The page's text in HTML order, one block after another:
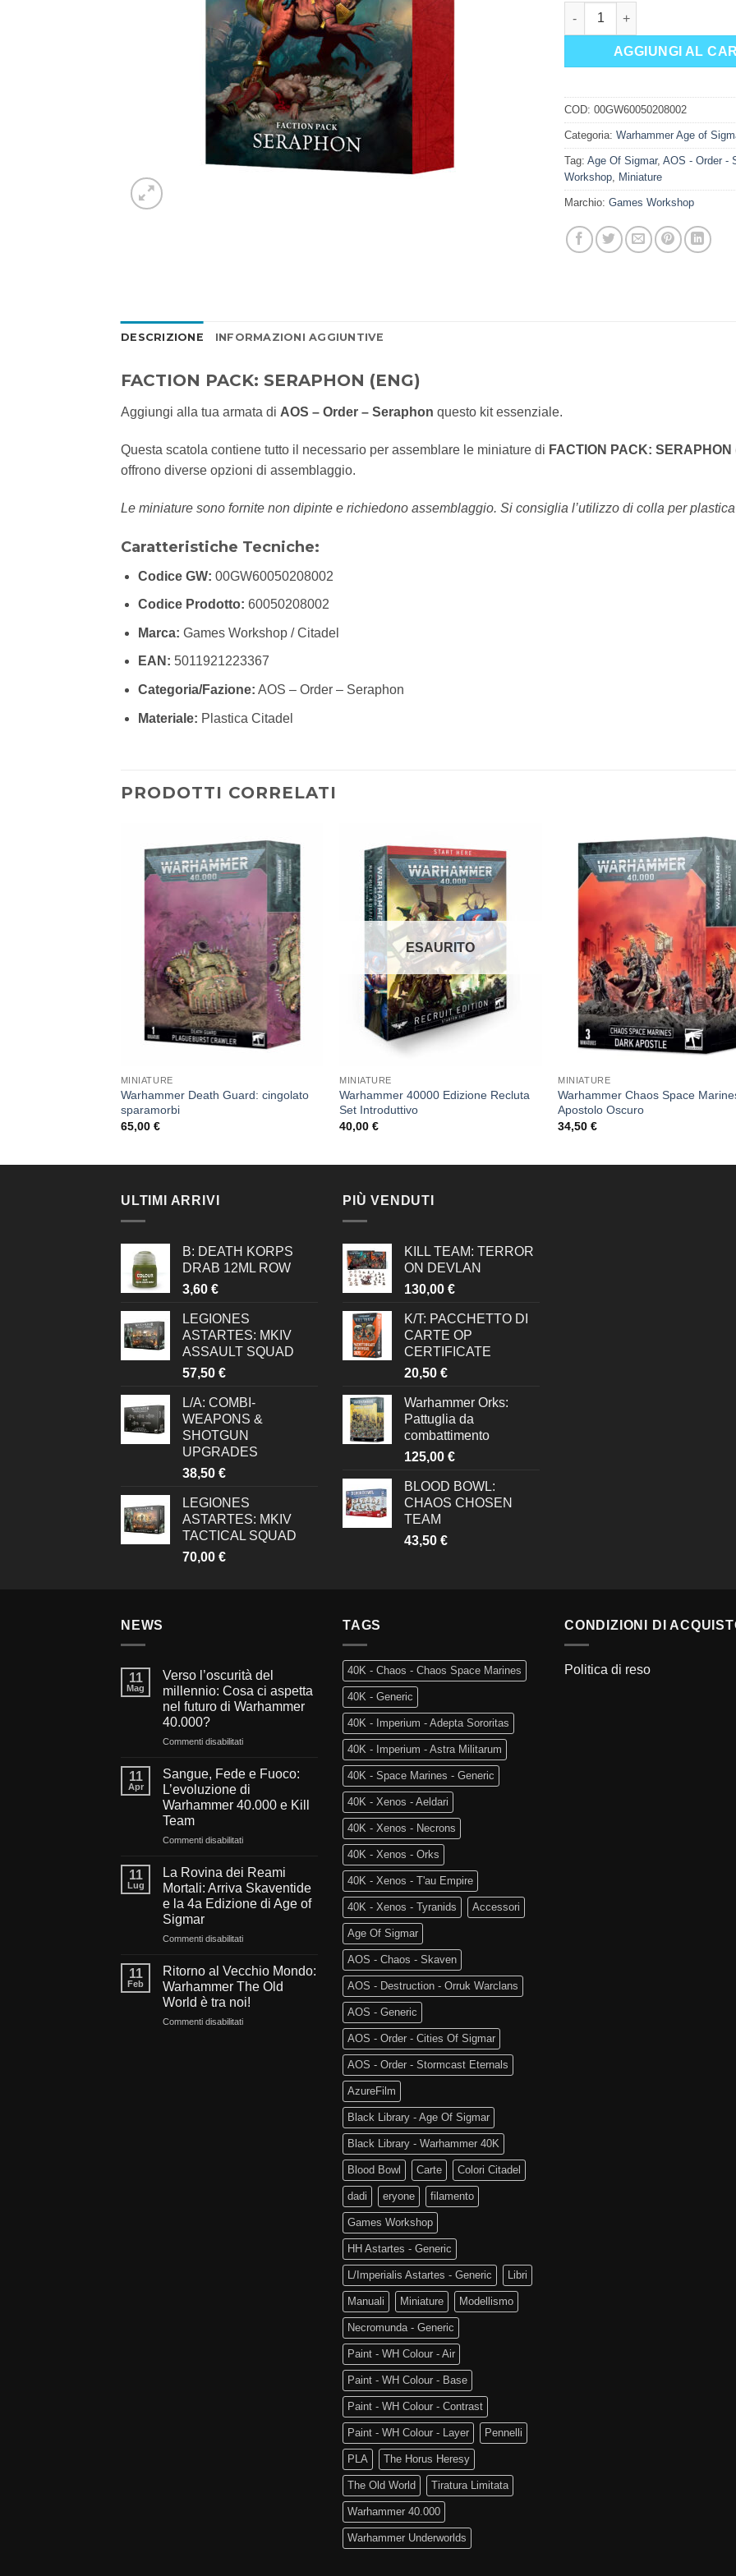
FACTION PACK: SERAPHON
AGGIUNGI AL
COD: 00GW60050208002
Categoria: Warhammer Age of
Tag: Age Of Sigmar, AOS - Order -
Workshop, Miniature
Marchio: Games Workshop
DESCRIZIONE INFORMAZIONI AGGIUNTIVE
FACTION PACK: SERAPHON (ENG)
Aggiungi alla tua armata di AOS – Order – Seraphon questo kit essenziale.
Questa scatola contiene tutto il necessario per assemblare le miniature di FACTION PACK: SERAPHON
offrono diverse opzioni di assemblaggio.
Le miniature sono fornite non dipinte e richiedono assemblaggio. Si consiglia l’utilizzo di colla per
Caratteristiche Tecniche:
Codice GW: 00GW60050208002
Codice Prodotto: 60050208002
Marca: Games Workshop / Citadel
EAN: 5011921223367
Categoria/Fazione: AOS – Order – Seraphon
Materiale: Plastica Citadel
PRODOTTI CORRELATI
Aggiungi
alla lista
dei
desideri
MINIATURE
Warhammer Death Guard: cingolato
sparamorbi
65,00 €
Aggiungi
alla lista
dei
desideri
ESAURITO
MINIATURE
Warhammer 40000 Edizione Recluta
Set Introduttivo
40,00€
alla
dei
MINIATURE
Warhammer Chaos Space
Apostolo Oscuro
34,50€
ULTIMI ARRIVI
B: DEATH KORPS
DRAB 12ML ROW
3,60 €
LEGIONES
ASTARTES: MKIV
ASSAULT SQUAD
57,50 €
L/A: COMBI-
WEAPONS &
SHOTGUN
UPGRADES
38,50 €
LEGIONES
ASTARTES: MKIV
TACTICAL SQUAD
70,00 €
PIÙ VENDUTI
KILL TEAM: TERROR
ON DEVLAN
130,00 €
K/T: PACCHETTO DI
CARTE OP
CERTIFICATE
20,50 €
Warhammer Orks:
Pattuglia da
combattimento
125,00 €
BLOOD BOWL:
CHAOS CHOSEN
TEAM
43,50 €
NEWS
11
Mag
Verso l’oscurità del
millennio: Cosa ci aspetta
nel futuro di Warhammer
40.000?
Commenti disabilitatisu
l’oscurità
del
millennio:
Cosa
aspetta
futuro
Warhammer
40.000?
11
Apr
Sangue, Fede e Fuoco:
L’evoluzione di
Warhammer 40.000 e Kill
Team
Commenti disabilitatisu
Fede
Fuoco:
L’evoluzione
Warhammer
Team
11
Lug
La Rovina dei Reami
Mortali: Arriva Skaventide
e la 4a Edizione di Age of
Sigmar
Commenti disabilitatisu
Rovina
dei
Reami
Mortali:
Arriva
11
Feb
Ritorno al Vecchio Mondo:
Warhammer The Old
World è tra noi!
Commenti disabilitatisu
TAGS
40K - Chaos - Chaos Space Marines
40K - Generic
40K - Imperium - Adepta Sororitas
40K - Imperium - Astra Militarum
40K - Space Marines - Generic
40K - Xenos - Aeldari
40K - Xenos - Necrons
40K - Xenos - Orks
40K - Xenos - T'au Empire
40K - Xenos - Tyranids Accessori
Age Of Sigmar
AOS - Chaos - Skaven
AOS - Destruction - Orruk Warclans
AOS - Generic
AOS - Order - Cities Of Sigmar
AOS - Order - Stormcast Eternals
AzureFilm
Black Library - Age Of Sigmar
Black Library - Warhammer 40K
Blood Bowl Carte Colori Citadel
dadi eryone filamento
Games Workshop
HH Astartes - Generic
L/Imperialis Astartes - Generic Libri
Manuali Miniature Modellismo
Necromunda - Generic
Paint - WH Colour - Air
Paint - WH Colour - Base
Paint - WH Colour - Contrast
Paint - WH Colour - Layer Pennelli
PLA The Horus Heresy
The Old World Tiratura Limitata
Warhammer 40.000
Warhammer Underworlds
CONDIZIONI DI
Politica di reso